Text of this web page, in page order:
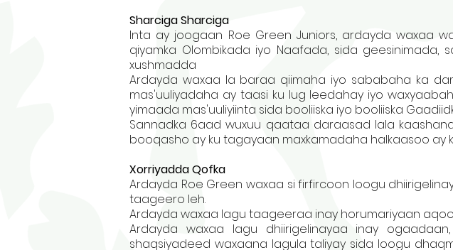
Sharciga Sharciga
Inta ay joogaan Roe Green Juniors, ardayda waxaa
qiyamka Olombikada iyo Naafada, sida geesinimada,
xushmadda
Ardayda waxaa la baraa qiimaha iyo sababaha ka
mas'uuliyadaha ay taasi ku lug leedahay iyo
yimaada mas'uuliyiinta sida booliiska iyo booliiska
Sannadka 6aad wuxuu qaataa daraasad lala
booqasho ay ku tagayaan maxkamadaha halkaasoo ay
Xorriyadda Qofka
Ardayda Roe Green waxaa si firfircoon loogu
taageero leh.
Ardayda waxaa lagu taageeraa inay horumariyaan
Ardayda waxaa lagu dhiirigelinayaa inay
shaqsiyadeed waxaana lagula taliyay sida loogu